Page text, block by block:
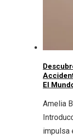
El
Amelia
impulsa